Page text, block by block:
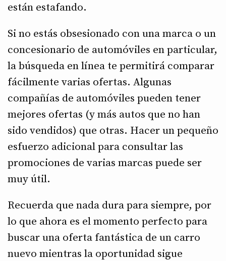
están estafando.
Si no estás obsesionado con una marca o un
concesionario de automóviles en particular,
la búsqueda en línea te permitirá comparar
fácilmente varias ofertas. Algunas
compañías de automóviles pueden tener
mejores ofertas (y más autos que no han
sido vendidos) que otras. Hacer un pequeño
esfuerzo adicional para consultar las
promociones de varias marcas puede ser
muy útil.
Recuerda que nada dura para siempre, por
lo que ahora es el momento perfecto para
buscar una oferta fantástica de un carro
nuevo mientras la oportunidad sigue